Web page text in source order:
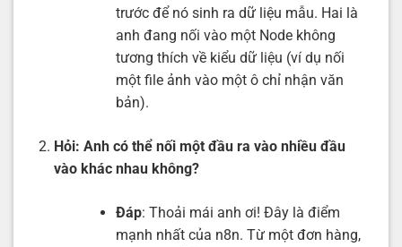
trước để nó sinh ra dữ liệu mẫu. Hai là
anh đang nối vào một Node không
tương thích về kiểu dữ liệu (ví dụ nối
một file ảnh vào một ô chỉ nhận văn
bản).
Hỏi: Anh có thể nối một đầu ra vào nhiều đầu
vào khác nhau không?
Đáp: Thoải mái anh ơi! Đây là điểm
mạnh nhất của n8n. Từ một đơn hàng,